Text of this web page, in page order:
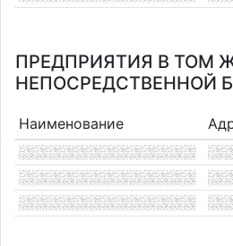
ПРЕДПРИЯТИЯ В ТОМ
НЕПОСРЕДСТВЕННОЙ
Наименование